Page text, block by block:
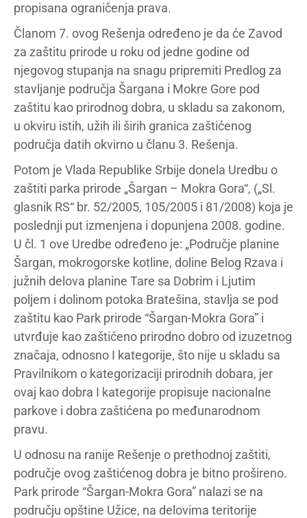
propisana ograničenja prava.
Članom 7. ovog Rešenja određeno je da će Zavod
za zaštitu prirode u roku od jedne godine od
njegovog stupanja na snagu pripremiti Predlog za
stavljanje područja Šargana i Mokre Gore pod
zaštitu kao prirodnog dobra, u skladu sa zakonom,
u okviru istih, užih ili širih granica zaštićenog
područja datih okvirno u članu 3. Rešenja.
Potom je Vlada Republike Srbije donela Uredbu o
zaštiti parka prirode „Šargan – Mokra Gora“, („Sl.
glasnik RS“ br. 52/2005, 105/2005 i 81/2008) koja je
poslednji put izmenjena i dopunjena 2008. godine.
U čl. 1 ove Uredbe određeno je: „Područje planine
Šargan, mokrogorske kotline, doline Belog Rzava i
južnih delova planine Tare sa Dobrim i Ljutim
poljem i dolinom potoka Bratešina, stavlja se pod
zaštitu kao Park prirode “Šargan-Mokra Gora” i
utvrđuje kao zaštićeno prirodno dobro od izuzetnog
značaja, odnosno I kategorije, što nije u skladu sa
Pravilnikom o kategorizaciji prirodnih dobara, jer
ovaj kao dobra I kategorije propisuje nacionalne
parkove i dobra zaštićena po međunarodnom
pravu.
U odnosu na ranije Rešenje o prethodnoj zaštiti,
područje ovog zaštićenog dobra je bitno prošireno.
Park prirode “Šargan-Mokra Gora” nalazi se na
području opštine Užice, na delovima teritorije